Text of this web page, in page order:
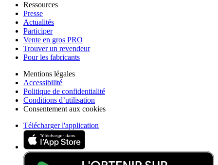
Ressources
Presse
Actualités
Participer
Vente en gros PRO
Trouver un revendeur
Pour les fabricants
Mentions légales
Accessibilité
Politique de confidentialité
Conditions d’utilisation
Consentement aux cookies
Télécharger l'application